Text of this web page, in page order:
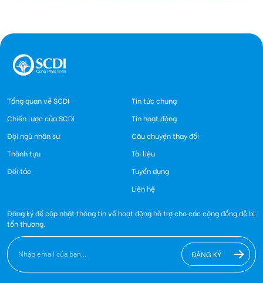
Tổng quan về SCDI
Chiến lược của SCDI
Đội ngũ nhân sự
Thành tựu
Đối tác
Tin tức chung
Tin hoạt động
Câu chuyện thay đổi
Tài liệu
Tuyển dụng
Liên hệ
Đăng ký để cập nhật thông tin về hoạt động hỗ trợ cho các cộng đồng dễ bị
tổn thương.
ĐĂNG KÝ